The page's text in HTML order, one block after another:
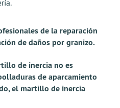
de la reparación
de daños por granizo.
de inercia no es
de aparcamiento
el martillo de inercia